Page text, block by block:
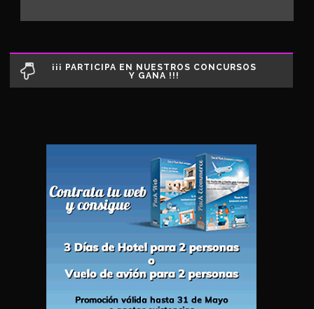
¡¡¡ PARTICIPA EN NUESTROS CONCURSOS
Y GANA !!!